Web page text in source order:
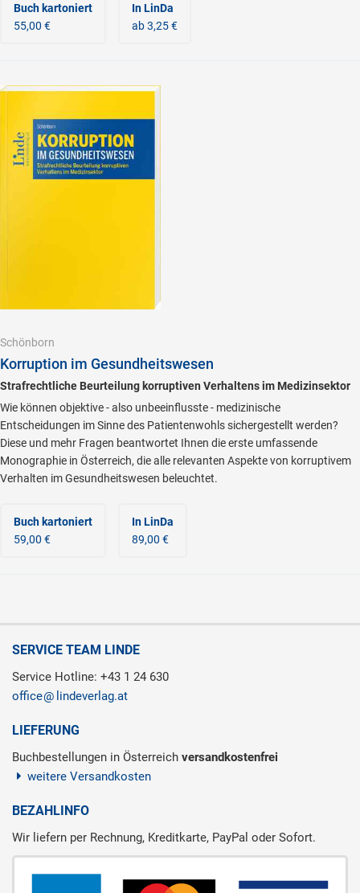
Buch kartoniert
55,00 €
In LinDa
ab 3,25 €
Schönborn
Korruption im Gesundheitswesen
Strafrechtliche Beurteilung korruptiven Verhaltens im Medizinsektor
Wie können objektive - also unbeeinflusste - medizinische
Entscheidungen im Sinne des Patientenwohls sichergestellt werden?
Diese und mehr Fragen beantwortet Ihnen die erste umfassende
Monographie in Österreich, die alle relevanten Aspekte von korruptivem
Verhalten im Gesundheitswesen beleuchtet.
Buch kartoniert
59,00 €
In LinDa
89,00 €
SERVICE TEAM LINDE
Service Hotline: +43 1 24 630
office
lindeverlag.at
LIEFERUNG
Buchbestellungen in Österreich versandkostenfrei
weitere Versandkosten
BEZAHLINFO
Wir liefern per Rechnung, Kreditkarte, PayPal oder Sofort.